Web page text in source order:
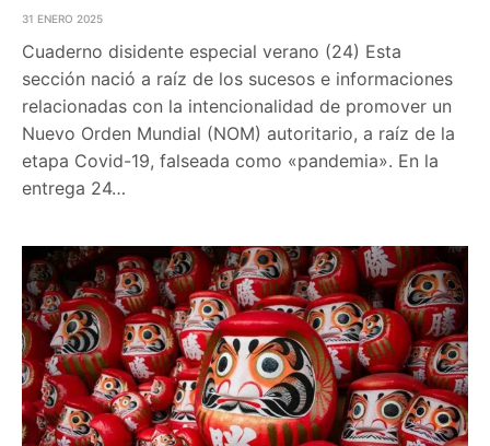
31 ENERO 2025
Cuaderno disidente especial verano (24) Esta
sección nació a raíz de los sucesos e informaciones
relacionadas con la intencionalidad de promover un
Nuevo Orden Mundial (NOM) autoritario, a raíz de la
etapa Covid-19, falseada como «pandemia». En la
entrega 24…